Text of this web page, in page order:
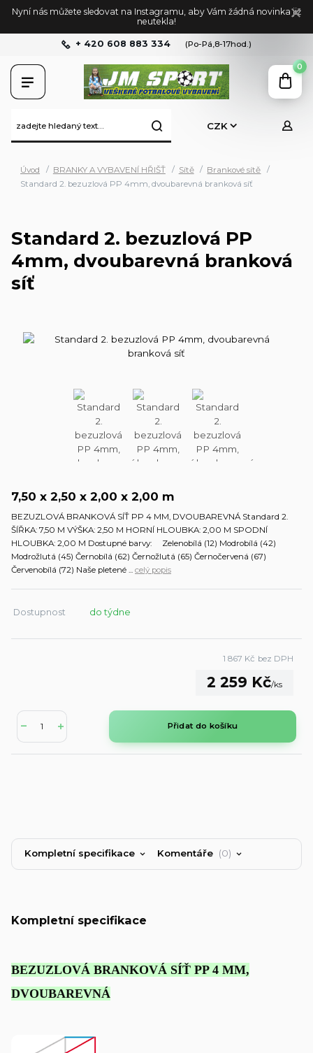
Nyní nás můžete sledovat na Instagramu, aby Vám žádná novinka již
neutekla!
CZK
+ 420 608 883 334 (Po-Pá,8-17hod.)
0
Úvod BRANKY A VYBAVENÍ HŘIŠŤ Sítě
Brankové sítě
Standard 2. bezuzlová PP 4mm, dvoubarevná branková síť
Standard 2. bezuzlová PP
4mm, dvoubarevná branková
síť
7,50 x 2,50 x 2,00 x 2,00 m
BEZUZLOVÁ BRANKOVÁ SÍŤ PP 4 MM, DVOUBAREVNÁ Standard 2.
ŠÍŘKA: 7,50 M VÝŠKA: 2,50 M HORNÍ HLOUBKA: 2,00 M SPODNÍ
HLOUBKA: 2,00 M Dostupné barvy: Zelenobílá (12) Modrobílá (42)
Modrožlutá (45) Černobílá (62) Černožlutá (65) Černočervená (67)
Červenobílá (72) Naše pletené ... celý popis
Dostupnost do týdne
2 259 Kč/ks
1 867 Kč bez DPH
Přidat do košíku
Kompletní specifikace Komentáře 0
Kompletní specifikace
BEZUZLOVÁ BRANKOVÁ SÍŤ PP 4 MM,
DVOUBAREVNÁ